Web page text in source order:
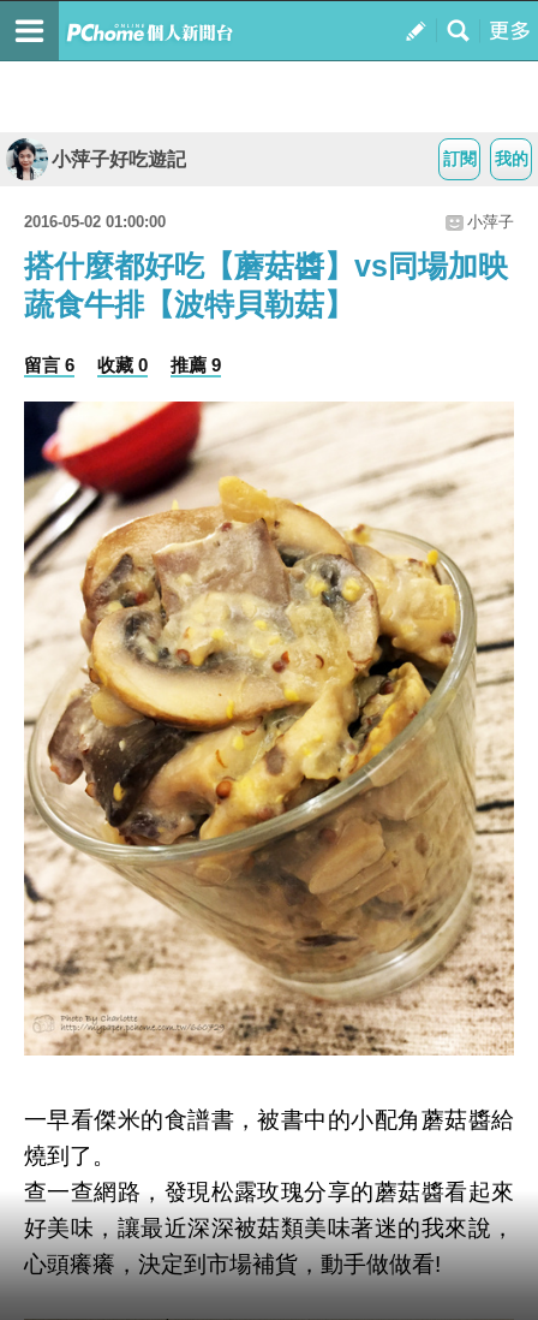
我的
訂閱
小萍子好吃遊記
2016-05-02 01:00:00 小萍子
搭什麼都好吃【蘑菇醬】vs同場加映
蔬食牛排【波特貝勒菇】
留言 6 收藏 0 推薦 9
一早看傑米的食譜書，被書中的小配角蘑菇醬給
燒到了。
查一查網路，發現松露玫瑰分享的蘑菇醬看起來
好美味，讓最近深深被菇類美味著迷的我來說，
心頭癢癢，決定到市場補貨，動手做做看!